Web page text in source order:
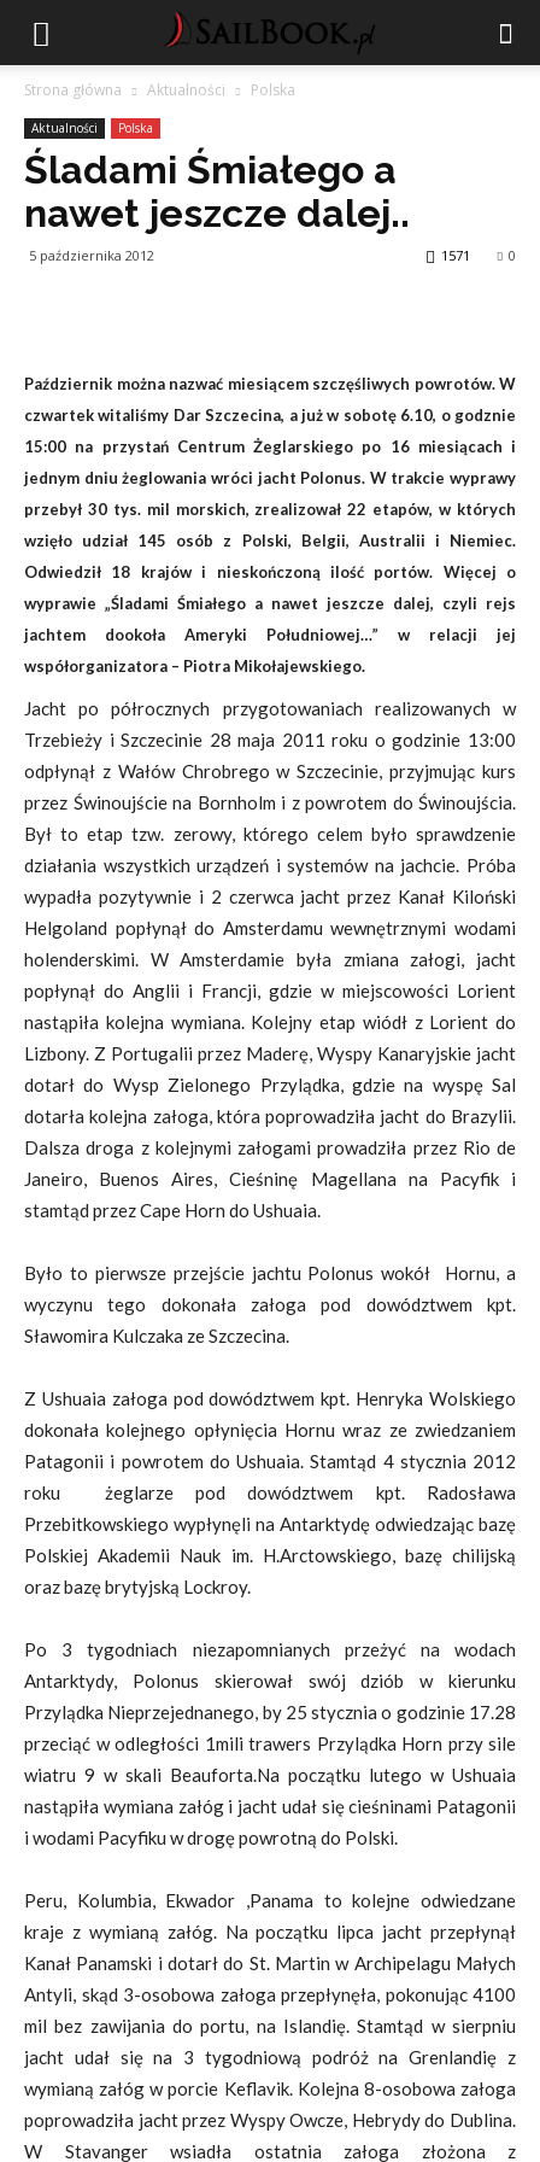
Strona główna Aktualności Polska
Aktualności Polska
Śladami Śmiałego a
nawet jeszcze dalej..
5 października 2012 0
1571
Październik można nazwać miesiącem szczęśliwych powrotów. W
czwartek witaliśmy Dar Szczecina, a już w sobotę 6.10, o godznie
15:00 na przystań Centrum Żeglarskiego po 16 miesiącach i
jednym dniu żeglowania wróci jacht Polonus. W trakcie wyprawy
przebył 30 tys. mil morskich, zrealizował 22 etapów, w których
wzięło udział 145 osób z Polski, Belgii, Australii i Niemiec.
Odwiedził 18 krajów i nieskończoną ilość portów. Więcej o
wyprawie „Śladami Śmiałego a nawet jeszcze dalej, czyli rejs
jachtem dookoła Ameryki Południowej…” w relacji jej
współorganizatora – Piotra Mikołajewskiego.
Jacht po półrocznych przygotowaniach realizowanych w
Trzebieży i Szczecinie 28 maja 2011 roku o godzinie 13:00
odpłynął z Wałów Chrobrego w Szczecinie, przyjmując kurs
przez Świnoujście na Bornholm i z powrotem do Świnoujścia.
Był to etap tzw. zerowy, którego celem było sprawdzenie
działania wszystkich urządzeń i systemów na jachcie. Próba
wypadła pozytywnie i 2 czerwca jacht przez Kanał Kiloński
Helgoland popłynął do Amsterdamu wewnętrznymi wodami
holenderskimi. W Amsterdamie była zmiana załogi, jacht
popłynął do Anglii i Francji, gdzie w miejscowości Lorient
nastąpiła kolejna wymiana. Kolejny etap wiódł z Lorient do
Lizbony. Z Portugalii przez Maderę, Wyspy Kanaryjskie jacht
dotarł do Wysp Zielonego Przylądka, gdzie na wyspę Sal
dotarła kolejna załoga, która poprowadziła jacht do Brazylii.
Dalsza droga z kolejnymi załogami prowadziła przez Rio de
Janeiro, Buenos Aires, Cieśninę Magellana na Pacyfik i
stamtąd przez Cape Horn do Ushuaia.
Było to pierwsze przejście jachtu Polonus wokół Hornu, a
wyczynu tego dokonała załoga pod dowództwem kpt.
Sławomira Kulczaka ze Szczecina.
Z Ushuaia załoga pod dowództwem kpt. Henryka Wolskiego
dokonała kolejnego opłynięcia Hornu wraz ze zwiedzaniem
Patagonii i powrotem do Ushuaia. Stamtąd 4 stycznia 2012
roku żeglarze pod dowództwem kpt. Radosława
Przebitkowskiego wypłynęli na Antarktydę odwiedzając bazę
Polskiej Akademii Nauk im. H.Arctowskiego, bazę chilijską
oraz bazę brytyjską Lockroy.
Po 3 tygodniach niezapomnianych przeżyć na wodach
Antarktydy, Polonus skierował swój dziób w kierunku
Przylądka Nieprzejednanego, by 25 stycznia o godzinie 17.28
przeciąć w odległości 1mili trawers Przylądka Horn przy sile
wiatru 9 w skali Beauforta.Na początku lutego w Ushuaia
nastąpiła wymiana załóg i jacht udał się cieśninami Patagonii
i wodami Pacyfiku w drogę powrotną do Polski.
Peru, Kolumbia, Ekwador ,Panama to kolejne odwiedzane
kraje z wymianą załóg. Na początku lipca jacht przepłynął
Kanał Panamski i dotarł do St. Martin w Archipelagu Małych
Antyli, skąd 3-osobowa załoga przepłynęła, pokonując 4100
mil bez zawijania do portu, na Islandię. Stamtąd w sierpniu
jacht udał się na 3 tygodniową podróż na Grenlandię z
wymianą załóg w porcie Keflavik. Kolejna 8-osobowa załoga
poprowadziła jacht przez Wyspy Owcze, Hebrydy do Dublina.
W Stavanger wsiadła ostatnia załoga złożona z